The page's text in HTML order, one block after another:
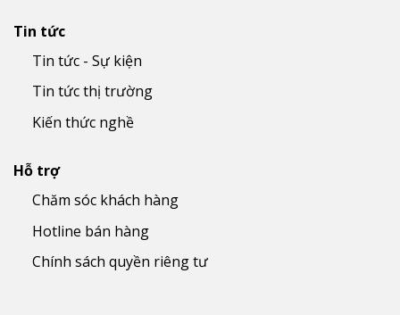
Tin tức
Tin tức - Sự kiện
Tin tức thị trường
Kiến thức nghề
Hỗ trợ
Chăm sóc khách hàng
Hotline bán hàng
Chính sách quyền riêng tư